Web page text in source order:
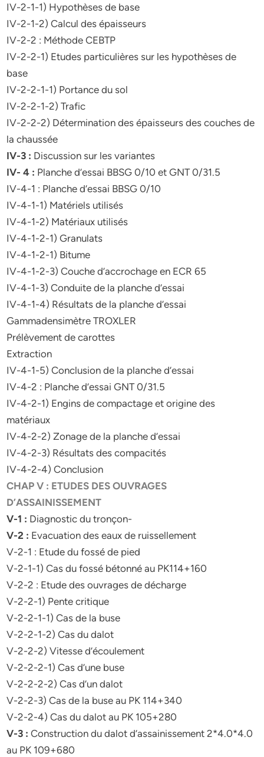
IV-2-1-1) Hypothèses de base
IV-2-1-2) Calcul des épaisseurs
IV-2-2 : Méthode CEBTP
IV-2-2-1) Etudes particulières sur les hypothèses de
base
IV-2-2-1-1) Portance du sol
IV-2-2-1-2) Trafic
IV-2-2-2) Détermination des épaisseurs des couches de
la chaussée
IV-3 : Discussion sur les variantes
IV- 4 : Planche d’essai BBSG 0/10 et GNT 0/31.5
IV-4-1 : Planche d’essai BBSG 0/10
IV-4-1-1) Matériels utilisés
IV-4-1-2) Matériaux utilisés
IV-4-1-2-1) Granulats
IV-4-1-2-1) Bitume
IV-4-1-2-3) Couche d’accrochage en ECR 65
IV-4-1-3) Conduite de la planche d’essai
IV-4-1-4) Résultats de la planche d’essai
Gammadensimètre TROXLER
Prélèvement de carottes
Extraction
IV-4-1-5) Conclusion de la planche d’essai
IV-4-2 : Planche d’essai GNT 0/31.5
IV-4-2-1) Engins de compactage et origine des
matériaux
IV-4-2-2) Zonage de la planche d’essai
IV-4-2-3) Résultats des compacités
IV-4-2-4) Conclusion
CHAP V : ETUDES DES OUVRAGES
D’ASSAINISSEMENT
V-1 : Diagnostic du tronçon-
V-2 : Evacuation des eaux de ruissellement
V-2-1 : Etude du fossé de pied
V-2-1-1) Cas du fossé bétonné au PK114+160
V-2-2 : Etude des ouvrages de décharge
V-2-2-1) Pente critique
V-2-2-1-1) Cas de la buse
V-2-2-1-2) Cas du dalot
V-2-2-2) Vitesse d’écoulement
V-2-2-2-1) Cas d’une buse
V-2-2-2-2) Cas d’un dalot
V-2-2-3) Cas de la buse au PK 114+340
V-2-2-4) Cas du dalot au PK 105+280
V-3 : Construction du dalot d’assainissement 2*4.0*4.0
au PK 109+680